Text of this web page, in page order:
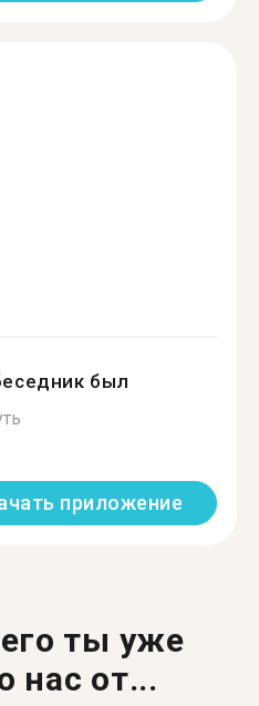
был
приложение
ты уже
нас от...